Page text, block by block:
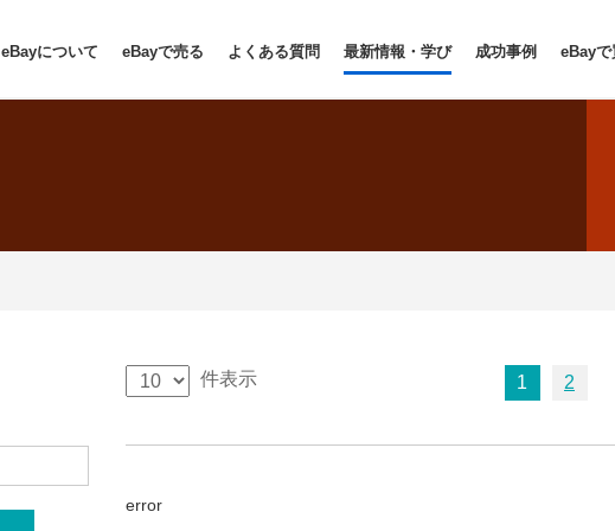
eBayについて eBayで売る よくある質問 最新情報・学び 成功事例 eBayで
件表示 1 2
error